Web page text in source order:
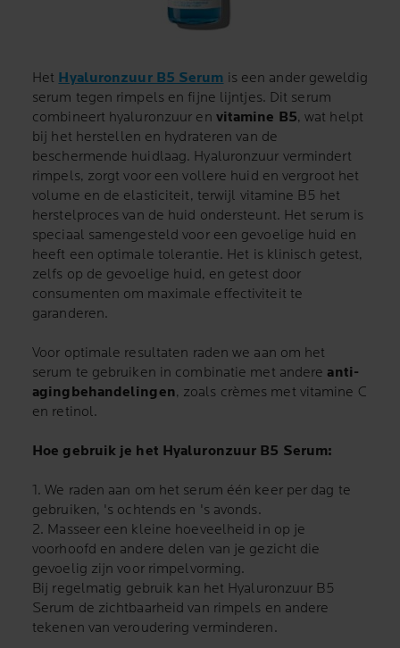
Het Hyaluronzuur B5 Serum is een ander geweldig
serum tegen rimpels en fijne lijntjes. Dit serum
combineert hyaluronzuur en vitamine B5, wat helpt
bij het herstellen en hydrateren van de
beschermende huidlaag. Hyaluronzuur vermindert
rimpels, zorgt voor een vollere huid en vergroot het
volume en de elasticiteit, terwijl vitamine B5 het
herstelproces van de huid ondersteunt. Het serum is
speciaal samengesteld voor een gevoelige huid en
heeft een optimale tolerantie. Het is klinisch getest,
zelfs op de gevoelige huid, en getest door
consumenten om maximale effectiviteit te
garanderen.
Voor optimale resultaten raden we aan om het
serum te gebruiken in combinatie met andere anti-
agingbehandelingen, zoals crèmes met vitamine C
en retinol.
Hoe gebruik je het Hyaluronzuur B5 Serum:
1. We raden aan om het serum één keer per dag te
gebruiken, 's ochtends en 's avonds.
2. Masseer een kleine hoeveelheid in op je
voorhoofd en andere delen van je gezicht die
gevoelig zijn voor rimpelvorming.
Bij regelmatig gebruik kan het Hyaluronzuur B5
Serum de zichtbaarheid van rimpels en andere
tekenen van veroudering verminderen.